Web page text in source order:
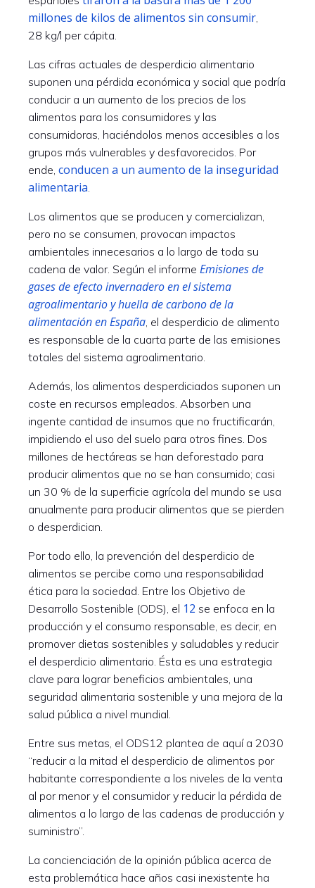
millones de kilos de alimentos sin consumir,
28 kg/l per cápita.
Las cifras actuales de desperdicio alimentario
suponen una pérdida económica y social que podría
conducir a un aumento de los precios de los
alimentos para los consumidores y las
consumidoras, haciéndolos menos accesibles a los
grupos más vulnerables y desfavorecidos. Por
ende, conducen a un aumento de la inseguridad
alimentaria.
Los alimentos que se producen y comercializan,
pero no se consumen, provocan impactos
ambientales innecesarios a lo largo de toda su
cadena de valor. Según el informe Emisiones de
gases de efecto invernadero en el sistema
agroalimentario y huella de carbono de la
alimentación en España, el desperdicio de alimento
es responsable de la cuarta parte de las emisiones
totales del sistema agroalimentario.
Además, los alimentos desperdiciados suponen un
coste en recursos empleados. Absorben una
ingente cantidad de insumos que no fructificarán,
impidiendo el uso del suelo para otros fines. Dos
millones de hectáreas se han deforestado para
producir alimentos que no se han consumido; casi
un 30 % de la superficie agrícola del mundo se usa
anualmente para producir alimentos que se pierden
o desperdician.
Por todo ello, la prevención del desperdicio de
alimentos se percibe como una responsabilidad
ética para la sociedad. Entre los Objetivo de
Desarrollo Sostenible (ODS), el 12 se enfoca en la
producción y el consumo responsable, es decir, en
promover dietas sostenibles y saludables y reducir
el desperdicio alimentario. Ésta es una estrategia
clave para lograr beneficios ambientales, una
seguridad alimentaria sostenible y una mejora de la
salud pública a nivel mundial.
Entre sus metas, el ODS12 plantea de aquí a 2030
“reducir a la mitad el desperdicio de alimentos por
habitante correspondiente a los niveles de la venta
al por menor y el consumidor y reducir la pérdida de
alimentos a lo largo de las cadenas de producción y
suministro”.
La concienciación de la opinión pública acerca de
esta problemática hace años casi inexistente ha